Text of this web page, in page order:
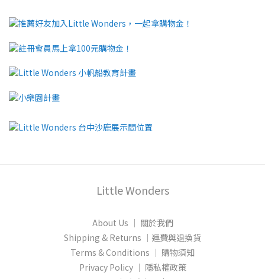
Little Wonders
About Us │ 關於我們
Shipping & Returns │運費與退換貨
Terms & Conditions │ 購物須知
Privacy Policy │ 隱私權政策